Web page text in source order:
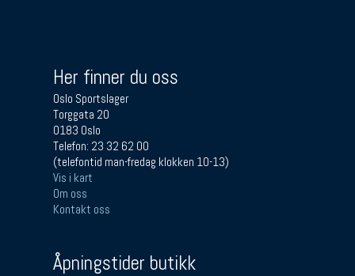
Her finner du oss
Oslo Sportslager
Torggata 20
0183 Oslo
Telefon: 23 32 62 00
(telefontid man-fredag klokken 10-13)
Vis i kart
Om oss
Kontakt oss
Åpningstider butikk